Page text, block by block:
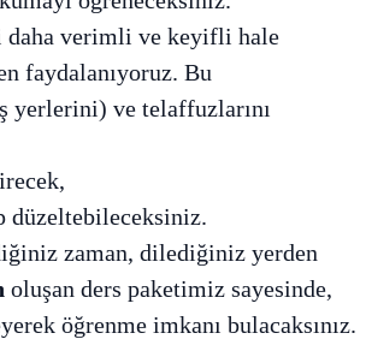
verimli ve keyifli hale
faydalanıyoruz. Bu
yerlerini) ve telaffuzlarını
düzeltebileceksiniz.
zaman, dilediğiniz yerden
oluşan ders paketimiz sayesinde,
öğrenme imkanı bulacaksınız.